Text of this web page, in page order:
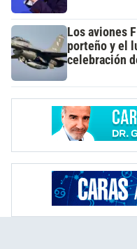
Los aviones
porteño y el
celebración